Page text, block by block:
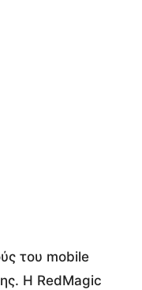
του mobile
Η RedMagic